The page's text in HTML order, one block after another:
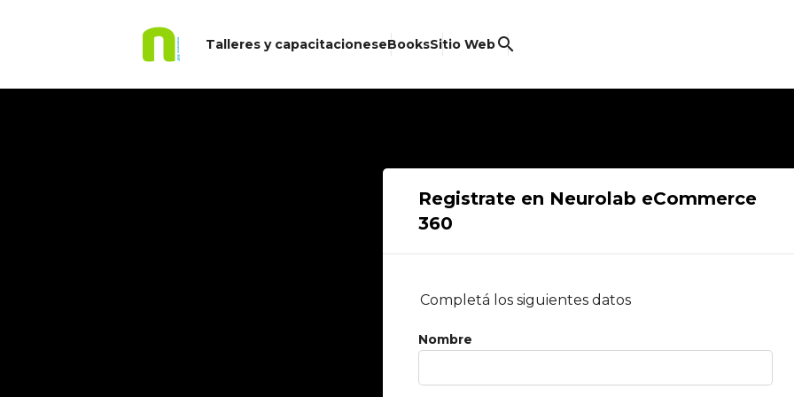
Talleres y capacitacioneseBooksSitio Websearch
Registrate en Neurolab eCommerce
360
Completá los siguientes datos
Nombre